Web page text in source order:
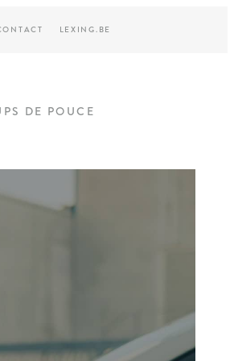
LEXING.BE
DE POUCE